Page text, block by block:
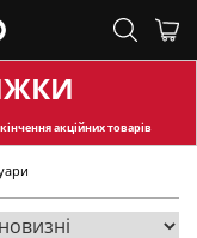
акційних товарів